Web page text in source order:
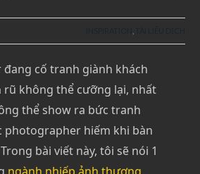
cố tranh giành khách
rũ không thể cưỡng lại, nhất
thể show ra bức tranh
photographer hiếm khi bàn
Trong bài viết này, tôi sẽ nói 1